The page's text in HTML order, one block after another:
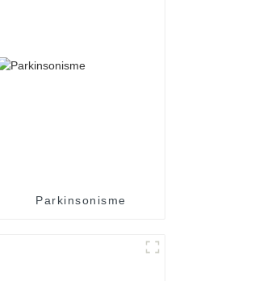
Parkinsonisme